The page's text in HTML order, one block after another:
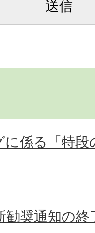
係る「特段
勧奨通知の